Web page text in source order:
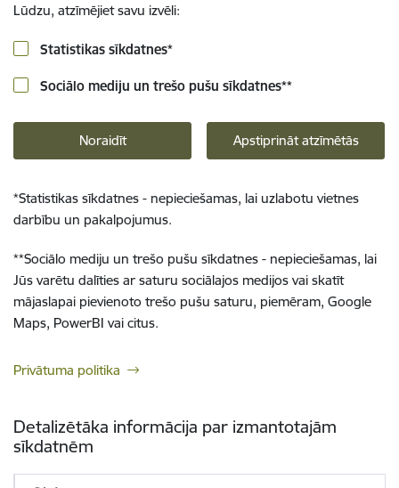
Lūdzu, atzīmējiet savu izvēli:
Statistikas sīkdatnes*
Sociālo mediju un trešo pušu sīkdatnes**
Noraidīt Apstiprināt atzīmētās
*Statistikas sīkdatnes - nepieciešamas, lai uzlabotu vietnes
darbību un pakalpojumus.
**Sociālo mediju un trešo pušu sīkdatnes - nepieciešamas, lai
Jūs varētu dalīties ar saturu sociālajos medijos vai skatīt
mājaslapai pievienoto trešo pušu saturu, piemēram, Google
Maps, PowerBI vai citus.
Privātuma politika
Detalizētāka informācija par izmantotajām
sīkdatnēm